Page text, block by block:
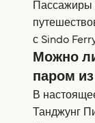
Пассажиры
с Sindo
Можно
паром
В
Танджунг